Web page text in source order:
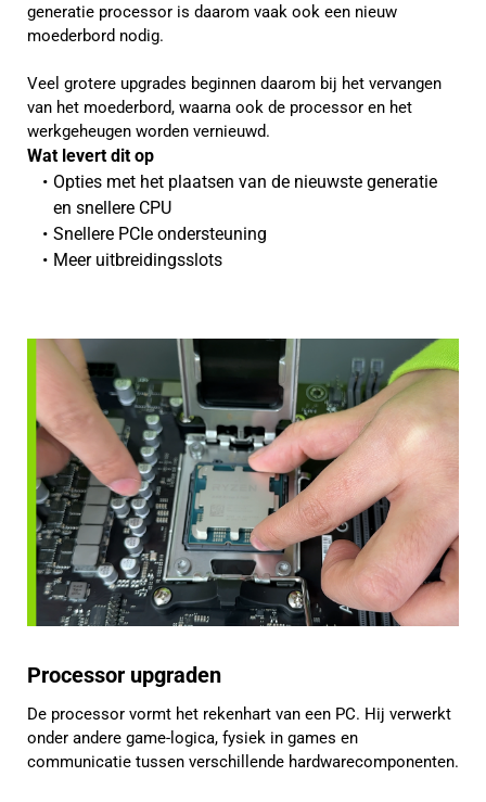
generatie processor is daarom vaak ook een nieuw
moederbord nodig.
Veel grotere upgrades beginnen daarom bij het vervangen
van het moederbord, waarna ook de processor en het
werkgeheugen worden vernieuwd.
Wat levert dit op
Opties met het plaatsen van de nieuwste generatie
en snellere CPU
Snellere PCIe ondersteuning
Meer uitbreidingsslots
Processor upgraden
De processor vormt het rekenhart van een PC. Hij verwerkt
onder andere game-logica, fysiek in games en
communicatie tussen verschillende hardwarecomponenten.